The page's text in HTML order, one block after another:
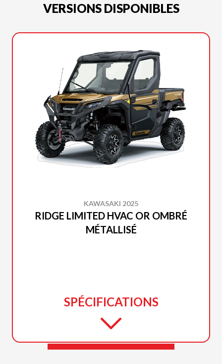
VERSIONS DISPONIBLES
KAWASAKI 2025
RIDGE LIMITED HVAC OR OMBRÉ
MÉTALLISÉ
SPÉCIFICATIONS